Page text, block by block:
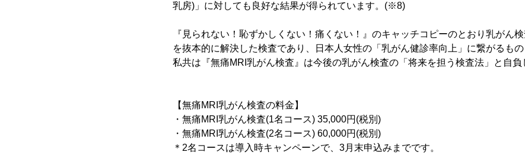
乳房)」に対しても良好な結果が得られています。(※8)
『見られない！恥ずかしくない！痛くない！』のキャッチコピーのとおり乳がん
を抜本的に解決した検査であり、日本人女性の「乳がん健診率向上」に繋がるもの
私共は『無痛MRI乳がん検査』は今後の乳がん検査の「将来を担う検査法」と自負
【無痛MRI乳がん検査の料金】
・無痛MRI乳がん検査(1名コース) 35,000円(税別)
・無痛MRI乳がん検査(2名コース) 60,000円(税別)
＊2名コースは導入時キャンペーンで、3月末申込みまでです。